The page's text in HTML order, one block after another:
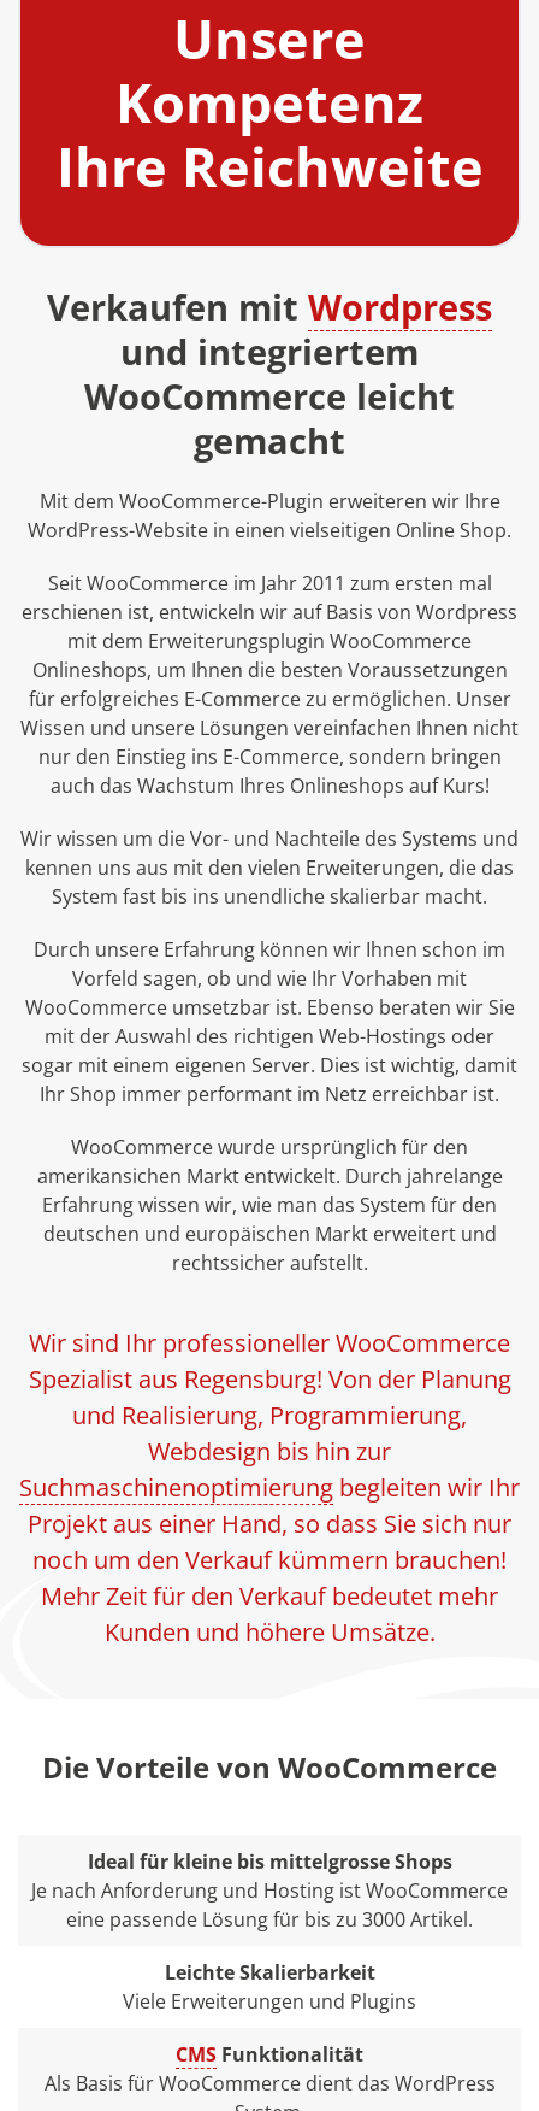
Unsere
Kompetenz
Ihre Reichweite
Verkaufen mit Wordpress
und integriertem
WooCommerce leicht
gemacht
Mit dem WooCommerce-Plugin erweiteren wir Ihre
WordPress-Website in einen vielseitigen Online Shop.
Seit WooCommerce im Jahr 2011 zum ersten mal
erschienen ist, entwickeln wir auf Basis von Wordpress
mit dem Erweiterungsplugin WooCommerce
Onlineshops, um Ihnen die besten Voraussetzungen
für erfolgreiches E-Commerce zu ermöglichen. Unser
Wissen und unsere Lösungen vereinfachen Ihnen nicht
nur den Einstieg ins E-Commerce, sondern bringen
auch das Wachstum Ihres Onlineshops auf Kurs!
Wir wissen um die Vor- und Nachteile des Systems und
kennen uns aus mit den vielen Erweiterungen, die das
System fast bis ins unendliche skalierbar macht.
Durch unsere Erfahrung können wir Ihnen schon im
Vorfeld sagen, ob und wie Ihr Vorhaben mit
WooCommerce umsetzbar ist. Ebenso beraten wir Sie
mit der Auswahl des richtigen Web-Hostings oder
sogar mit einem eigenen Server. Dies ist wichtig, damit
Ihr Shop immer performant im Netz erreichbar ist.
WooCommerce wurde ursprünglich für den
amerikansichen Markt entwickelt. Durch jahrelange
Erfahrung wissen wir, wie man das System für den
deutschen und europäischen Markt erweitert und
rechtssicher aufstellt.
Wir sind Ihr professioneller WooCommerce
Spezialist aus Regensburg! Von der Planung
und Realisierung, Programmierung,
Webdesign bis hin zur
Suchmaschinenoptimierung begleiten wir Ihr
Projekt aus einer Hand, so dass Sie sich nur
noch um den Verkauf kümmern brauchen!
Mehr Zeit für den Verkauf bedeutet mehr
Kunden und höhere Umsätze.
Die Vorteile von WooCommerce
Ideal für kleine bis mittelgrosse Shops
Je nach Anforderung und Hosting ist WooCommerce
eine passende Lösung für bis zu 3000 Artikel.
Leichte Skalierbarkeit
Viele Erweiterungen und Plugins
CMS Funktionalität
Als Basis für WooCommerce dient das WordPress